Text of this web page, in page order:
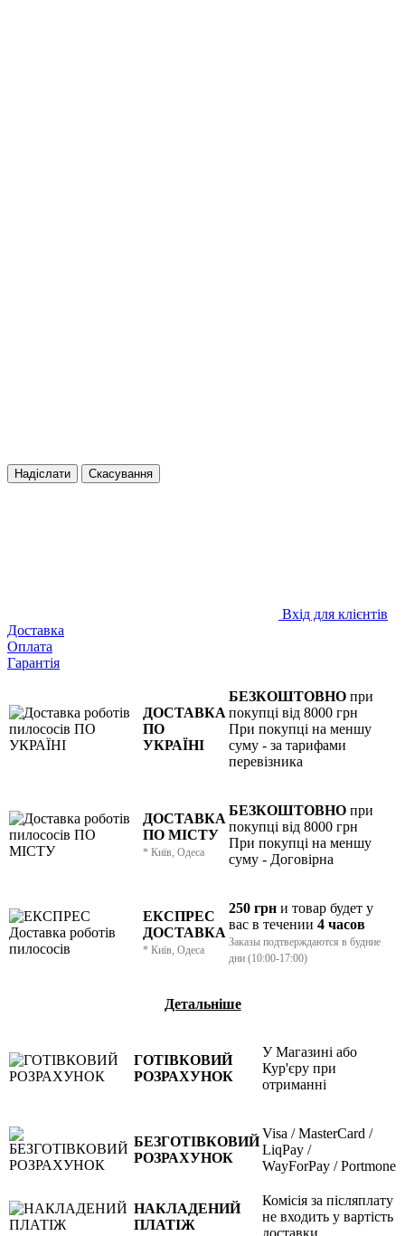
Надіслати Скасування
Вхід для клієнтів
Доставка
Оплата
Гарантія
ДОСТАВКА
ПО
УКРАЇНІ
БЕЗКОШТОВНО при
покупці від 8000 грн
При покупці на меншу
суму - за тарифами
перевізника
ДОСТАВКА
ПО МІСТУ
* Київ, Одеса
БЕЗКОШТОВНО при
покупці від 8000 грн
При покупці на меншу
суму - Договірна
ЕКСПРЕС
ДОСТАВКА
* Київ, Одеса
250 грн и товар будет у
вас в течении 4 часов
Заказы подтверждаются в будние
дни (10:00-17:00)
Детальніше
ГОТІВКОВИЙ
РОЗРАХУНОК
У Магазині або
Кур'єру при
отриманні
БЕЗГОТІВКОВИЙ
РОЗРАХУНОК
Visa / MasterCard /
LiqPay /
WayForPay / Portmone
НАКЛАДЕНИЙ
ПЛАТІЖ
Комісія за післяплату
не входить у вартість
доставки